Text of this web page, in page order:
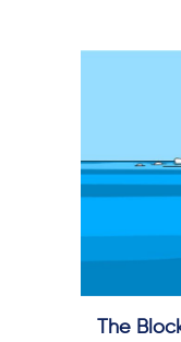
The